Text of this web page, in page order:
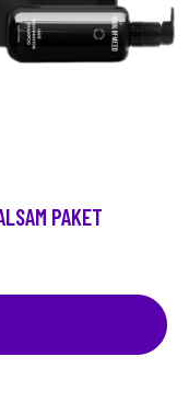
PAKET